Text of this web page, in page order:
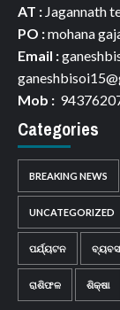
AT : Jagannath
PO :mohana
Email :
Mob :
Categories
BREAKING NEWS
UNCATEGORIZED
ପର୍ଯ୍ୟଟନ
ରାଶିଫଳ ଶିକ୍ଷା